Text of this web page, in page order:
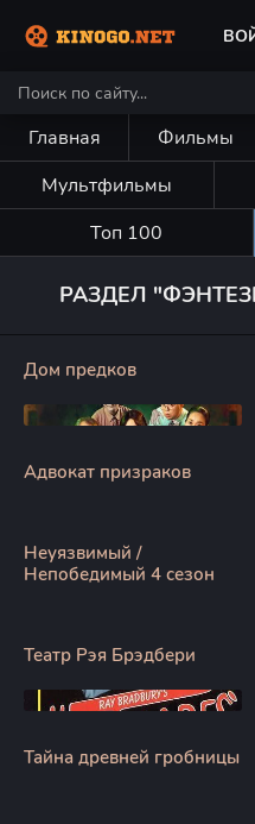
Главная Фильмы
Мультфильмы
Топ 100
РАЗДЕЛ
Дом предков
Адвокат призраков
Неуязвимый /
Непобедимый 4 сезон
Театр Рэя Брэдбери
Тайна древней гробницы